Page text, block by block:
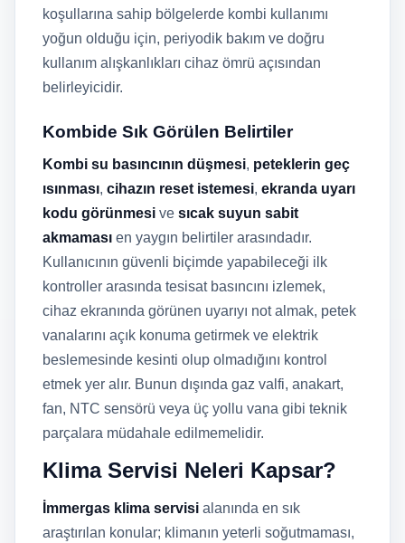
koşullarına sahip bölgelerde kombi kullanımı
yoğun olduğu için, periyodik bakım ve doğru
kullanım alışkanlıkları cihaz ömrü açısından
belirleyicidir.
Kombide Sık Görülen Belirtiler
Kombi su basıncının düşmesi, peteklerin geç
ısınması, cihazın reset istemesi, ekranda uyarı
kodu görünmesi ve sıcak suyun sabit
akmaması en yaygın belirtiler arasındadır.
Kullanıcının güvenli biçimde yapabileceği ilk
kontroller arasında tesisat basıncını izlemek,
cihaz ekranında görünen uyarıyı not almak, petek
vanalarını açık konuma getirmek ve elektrik
beslemesinde kesinti olup olmadığını kontrol
etmek yer alır. Bunun dışında gaz valfi, anakart,
fan, NTC sensörü veya üç yollu vana gibi teknik
parçalara müdahale edilmemelidir.
Klima Servisi Neleri Kapsar?
İmmergas klima servisi alanında en sık
araştırılan konular; klimanın yeterli soğutmaması,